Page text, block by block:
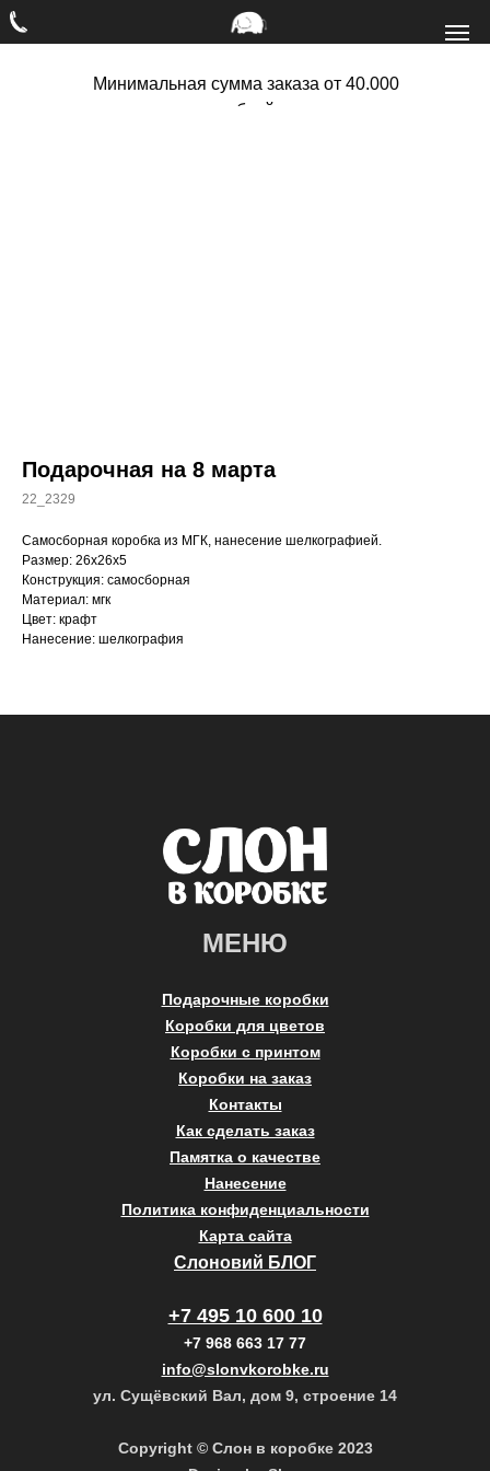
Минимальная сумма заказа от 40.000
рублей
Подарочная на 8 марта
22_2329
Самосборная коробка из МГК, нанесение шелкографией.
Размер: 26х26х5
Конструкция: самосборная
Материал: мгк
Цвет: крафт
Нанесение: шелкография
МЕНЮ
Подарочные коробки
Коробки для цветов
Коробки с принтом
Коробки на заказ
Контакты
Как сделать заказ
Памятка о качестве
Нанесение
Политика конфиденциальности
Карта сайта
Слоновий БЛОГ
+7 495 10 600 10
+7 968 663 17 77
info@slonvkorobke.ru
ул. Сущёвский Вал, дом 9, строение 14
Copyright © Слон в коробке 2023